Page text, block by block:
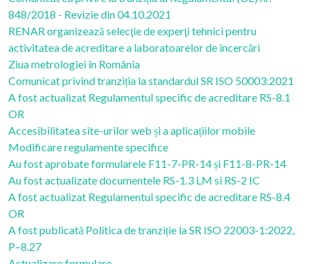
848/2018 - Revizie din 04.10.2021
RENAR organizează selecţie de experţi tehnici pentru
activitatea de acreditare a laboratoarelor de încercări
Ziua metrologiei în România
Comunicat privind tranziția la standardul SR ISO 50003:2021
A fost actualizat Regulamentul specific de acreditare RS-8.1
OR
Accesibilitatea site-urilor web și a aplicațiilor mobile
Modificare regulamente specifice
Au fost aprobate formularele F11-7-PR-14 și F11-8-PR-14
Au fost actualizate documentele RS-1.3 LM si RS-2 IC
A fost actualizat Regulamentul specific de acreditare RS-8.4
OR
A fost publicată Politica de tranziție la SR ISO 22003-1:2022,
P–8.27